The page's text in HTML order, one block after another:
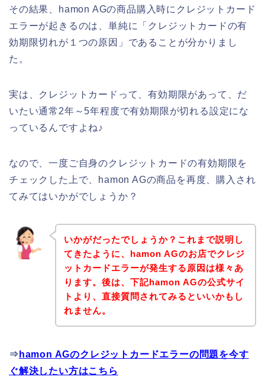
その結果、hamon AGの商品購入時にクレジットカード
エラーが起きるのは、単純に「クレジットカードの有
効期限切れが１つの原因」であることが分かりまし
た。
実は、クレジットカードって、有効期限があって、だ
いたい通常2年～5年程度で有効期限が切れる設定にな
っているんですよね♪
なので、一度ご自身のクレジットカードの有効期限を
チェックした上で、hamon AGの商品を再度、購入され
てみてはいかがでしょうか？
いかがだったでしょうか？これまで説明し
てきたように、hamon AGのお店でクレジ
ットカードエラーが発生する原因は様々あ
ります。後は、下記hamon AGの公式サイ
トより、直接質問されてみるといいかもし
れません。
⇒ hamon AGのクレジットカードエラーの問題を今す
ぐ解決したい方はこちら